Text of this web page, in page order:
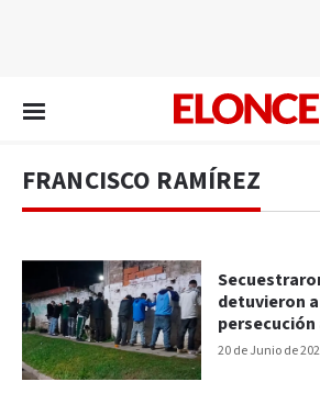
FRANCISCO RAMÍREZ
20 de Junio de
detuvieron
persecución
menores en